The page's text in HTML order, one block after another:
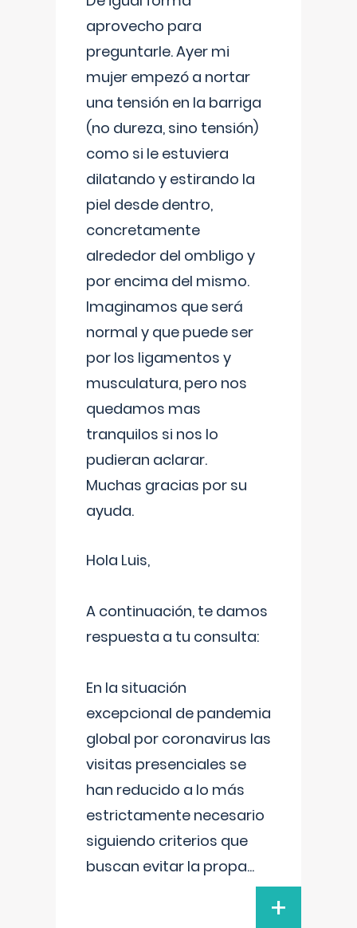
aprovecho para
preguntarle. Ayer mi
mujer empezó a nortar
una tensión en la barriga
(no dureza, sino tensión)
como si le estuviera
dilatando y estirando la
piel desde dentro,
concretamente
alrededor del ombligo y
por encima del mismo.
Imaginamos que será
normal y que puede ser
por los ligamentos y
musculatura, pero nos
quedamos mas
tranquilos si nos lo
pudieran aclarar.
Muchas gracias por su
ayuda.
Hola Luis,
A continuación, te damos
respuesta a tu consulta:
En la situación
excepcional de pandemia
global por coronavirus las
visitas presenciales se
han reducido a lo más
estrictamente necesario
siguiendo criterios que
buscan evitar la propa...
+